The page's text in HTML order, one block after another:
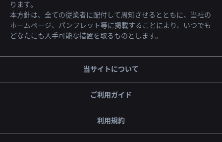
ります。
本方針は、全ての従業者に配付して周知させるとともに、当社の
ホームページ、パンフレット等に掲載することにより、いつでも
どなたにも入手可能な措置を取るものとします。
当サイトについて
ご利用ガイド
利用規約